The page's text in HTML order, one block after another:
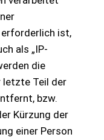
ist,
als „IP-
die
letzte Teil der
bzw.
Kürzung der
einer Person